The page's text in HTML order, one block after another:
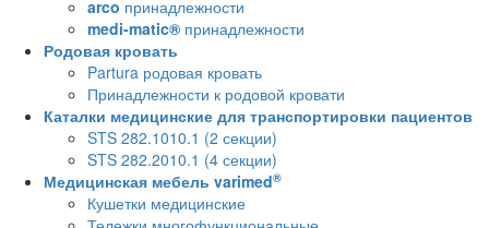
arco принадлежности
medi-matic® принадлежности
Родовая кровать
Partura родовая кровать
Принадлежности к родовой кровати
Каталки медицинские для транспортировки пациентов
STS 282.1010.1 (2 секции)
STS 282.2010.1 (4 секции)
Медицинская мебель varimed®
Кушетки медицинские